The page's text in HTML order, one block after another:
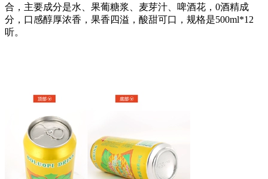
合，主要成分是水、果葡糖浆、麦芽汁、啤酒花，0酒精成
分，口感醇厚浓香，果香四溢，酸甜可口，规格是500ml*12
听。